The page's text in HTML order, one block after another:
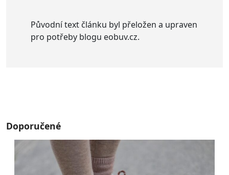
Původní text článku byl přeložen a upraven
pro potřeby blogu eobuv.cz.
Doporučené